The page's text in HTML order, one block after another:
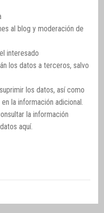
al blog y moderación de
interesado
los datos a terceros, salvo
los datos, así como
la información adicional.
la información
aquí.